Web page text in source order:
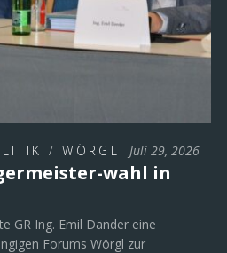
/WÖRGL Juli 29, 2026
wahl in
GR Ing. Emil Dander eine
Forums Wörgl zur